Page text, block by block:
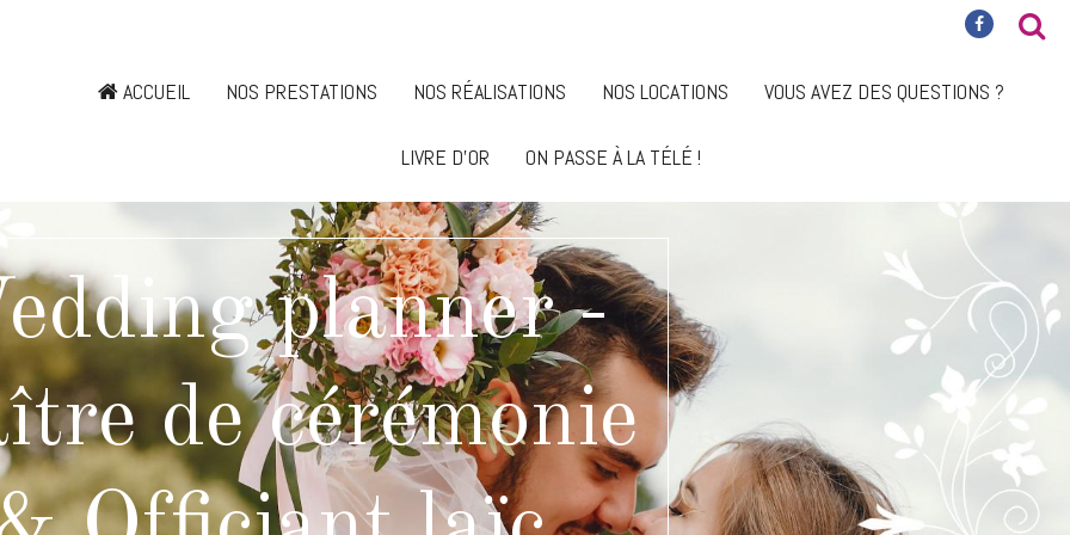
ACCUEIL NOS PRESTATIONS NOS RÉALISATIONS NOS LOCATIONS VOUS AVEZ DES QUESTIONS ?
LIVRE D'OR ON PASSE À LA TÉLÉ !
planner -
de cérémonie